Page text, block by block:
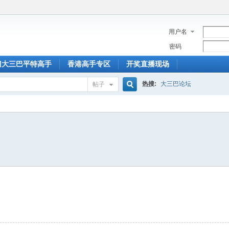
用户名
密码
大三巴平特高手 香港高手专区 开奖直播现场
帖子 热搜: 大三巴论坛